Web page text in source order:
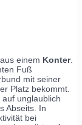
einem Konter.
Fuß
mit seiner
er Platz bekommt.
unglaublich
Abseits. In
bei